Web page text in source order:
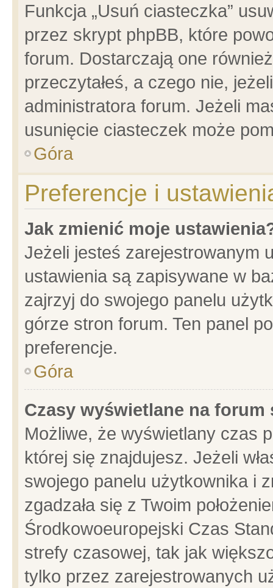
Funkcja „Usuń ciasteczka”
przez skrypt phpBB, które
forum. Dostarczają one
przeczytałeś, a czego nie,
administratora forum. Jeżeli
usunięcie ciasteczek może
Góra
Preferencje i
Jak zmienić moje
Jeżeli jesteś zarejestrowanym
ustawienia są zapisywane w
zajrzyj do swojego panelu
górze stron forum. Ten panel
preferencje.
Góra
Czasy wyświetlane na forum
Możliwe, że wyświetlany czas
której się znajdujesz. Jeżeli
swojego panelu użytkownika i
zgadzała się z Twoim
Środkowoeuropejski Czas
strefy czasowej, tak jak
tylko przez zarejestrowanych